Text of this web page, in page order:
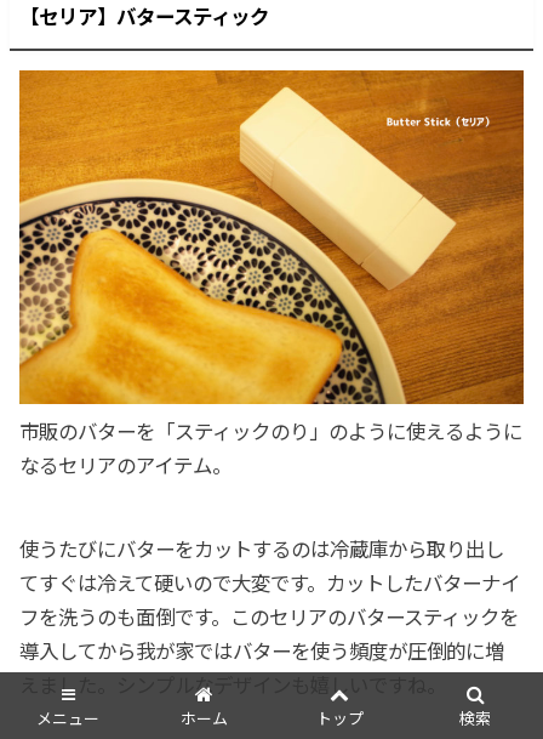
【セリア】バタースティック
市販のバターを「スティックのり」のように使えるように
なるセリアのアイテム。
使うたびにバターをカットするのは冷蔵庫から取り出し
てすぐは冷えて硬いので大変です。カットしたバターナイ
フを洗うのも面倒です。このセリアのバタースティックを
導入してから我が家ではバターを使う頻度が圧倒的に増
えました。シンプルなデザインも嬉しいですね。
メニュー ホーム トップ 検索